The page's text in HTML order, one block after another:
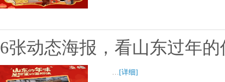
6张动态海报，看山东过年的
… [详细]